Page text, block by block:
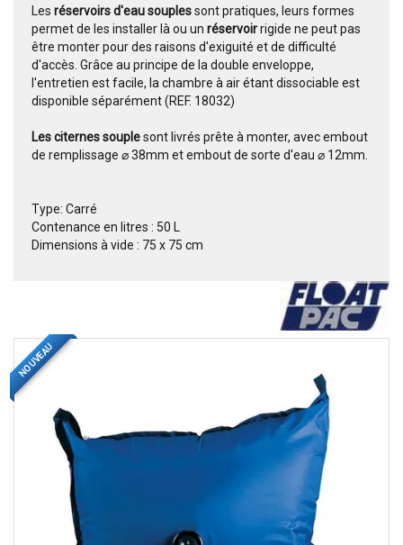
Les réservoirs d'eau souplessont pratiques, leurs formes
permet de les installer là ou un réservoirrigide ne peut pas
être monter pour des raisons d'exiguité et de difficulté
d'accès. Grâce au principe de la double enveloppe,
l'entretien est facile, la chambre à air étant dissociable est
disponible séparément (REF. 18032)
Les citernes souplesont livrés prête à monter, avec embout
de remplissage ⌀ 38mm et embout de sorte d'eau ⌀ 12mm.
Type: Carré
Contenance en litres : 50 L
Dimensions à vide : 75 x 75 cm
NOUVEAU